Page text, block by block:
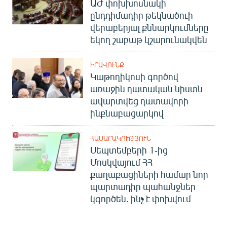
ԱԺ փոխխոսնակի
ընդդիմադիր թեկնածուի
վերաբերյալ քննարկումները
եկող շաբաթ կշարունակվեն
ԻՐԱՎՈՒՆՔ
Կաթողիկոսի գործով
առաջին դատական նիստն
ավարտվեց դատավորի
ինքնաբացարկով
ՀԱՍԱՐԱԿՈՒԹՅՈՒՆ
Սեպտեմբերի 1-ից
Մոսկվայում ՀՀ
քաղաքացիների համար նոր
պարտադիր պահանջներ
կգործեն. ինչ է փոխվում